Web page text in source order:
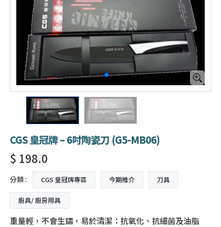
CGS 皇冠牌 – 6吋陶瓷刀 (G5-MB06)
$ 198.0
分類 : CGS 皇冠牌專區 今期推介 刀具
廚具/ 廚房用具
重量輕，不會生鏽，易於清潔：抗氧化、抗細菌及油脂